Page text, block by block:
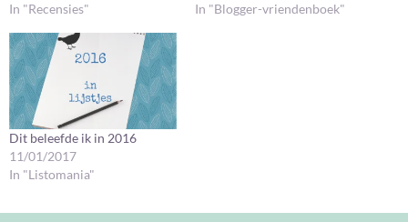
In "Recensies"
In "Blogger-vriendenboek"
Dit beleefde ik in 2016
11/01/2017
In "Listomania"